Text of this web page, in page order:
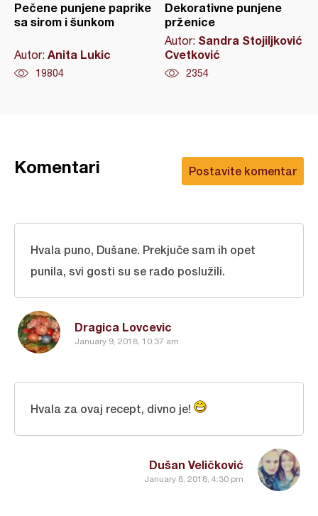
Pečene punjene paprike
sa sirom i šunkom
Autor: Anita Lukic
19804
Dekorativne punjene
prženice
Autor: Sandra Stojiljković
Cvetković
2354
Postavite komentar
Komentari
Dragica Lovcevic
January 9, 2018, 10:37 am
Hvala puno, Dušane. Prekjuče sam ih opet
punila, svi gosti su se rado poslužili.
Dušan Veličković
January 8, 2018, 4:30 pm
Hvala za ovaj recept, divno je!